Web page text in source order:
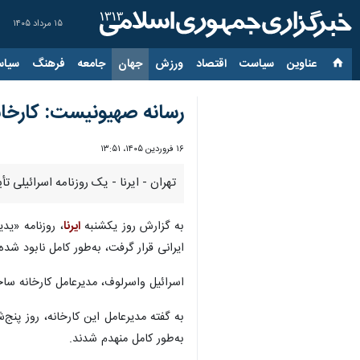
۱۵ مرداد ۱۴۰۵
عناوین‌ سیاست اقتصاد ورزش جهان جامعه فرهنگ
رسانه صهیونیست:
۱۶ فروردین ۱۴۰۵، ۱۳:۵۱
تهران - ایرنا - یک روزنامه
به گزارش روز یکشنبهایرنا، روزنامه
ایرانی قرار گرفت، به‌طور کامل نابود
اسرائیل واسرلوف، مدیرعامل
به گفته مدیرعامل این کارخانه، روز
به‌طور کامل منهدم شدند.